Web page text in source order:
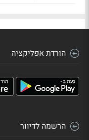
הורדת אפליקציה
הרשמה לדיוור